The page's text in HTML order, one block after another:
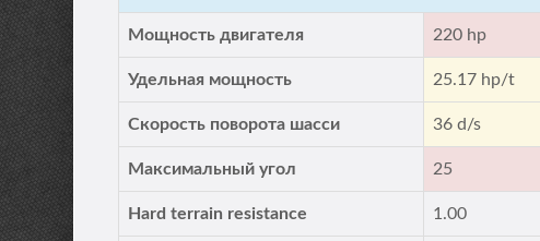
Мощность двигателя 220 hp
Удельная мощность 25.17 hp/t
Скорость поворота шасси 36 d/s
Максимальный угол 25
Hard terrain resistance 1.00